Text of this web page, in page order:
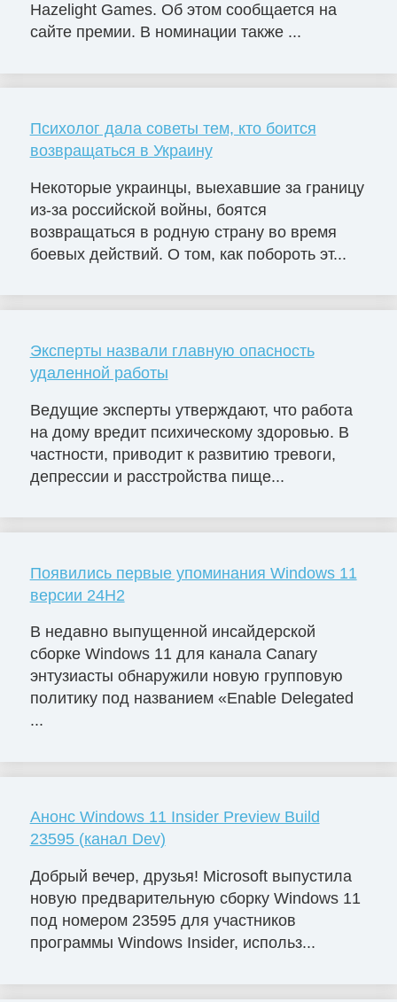
Hazelight Games. Об этом сообщается на
сайте премии. В номинации также ...
Психолог дала советы тем, кто боится
возвращаться в Украину
Некоторые украинцы, выехавшие за границу
из-за российской войны, боятся
возвращаться в родную страну во время
боевых действий. О том, как побороть эт...
Эксперты назвали главную опасность
удаленной работы
Ведущие эксперты утверждают, что работа
на дому вредит психическому здоровью. В
частности, приводит к развитию тревоги,
депрессии и расстройства пище...
Появились первые упоминания Windows 11
версии 24H2
В недавно выпущенной инсайдерской
сборке Windows 11 для канала Canary
энтузиасты обнаружили новую групповую
политику под названием «Enable Delegated
...
Анонс Windows 11 Insider Preview Build
23595 (канал Dev)
Добрый вечер, друзья! Microsoft выпустила
новую предварительную сборку Windows 11
под номером 23595 для участников
программы Windows Insider, использ...